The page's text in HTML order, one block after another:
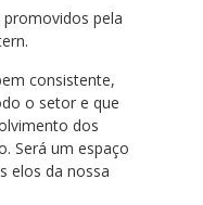
pela
consistente,
o setor e que
dos
Será um espaço
elos da nossa